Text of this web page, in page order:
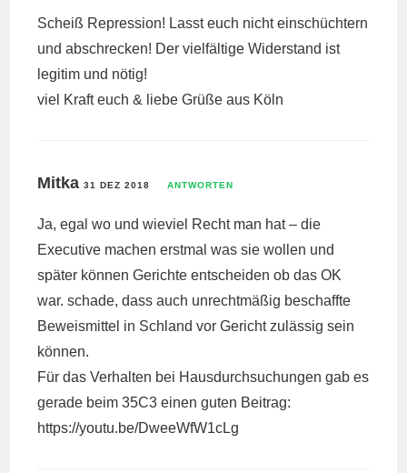
Scheiß Repression! Lasst euch nicht einschüchtern
und abschrecken! Der vielfältige Widerstand ist
legitim und nötig!
viel Kraft euch & liebe Grüße aus Köln
Mitka31 DEZ 2018 ANTWORTEN
Ja, egal wo und wieviel Recht man hat – die
Executive machen erstmal was sie wollen und
später können Gerichte entscheiden ob das OK
war. schade, dass auch unrechtmäßig beschaffte
Beweismittel in Schland vor Gericht zulässig sein
können.
Für das Verhalten bei Hausdurchsuchungen gab es
gerade beim 35C3 einen guten Beitrag:
https://youtu.be/DweeWfW1cLg